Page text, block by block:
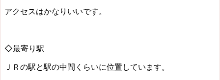
アクセスはかなりいいです。
◇最寄り駅
ＪＲの駅と駅の中間くらいに位置しています。